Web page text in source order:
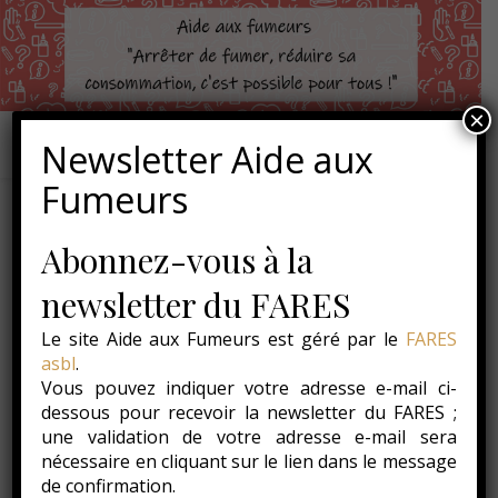
Chicha
mystérieuses : Indes, Afrique, Perse ? Le nom chicha
vient du persan et veut dire
l’indien pour désigner noix de coco. Il existait déjà en
1300, des méthodes différentes de consommation. La
chicha est très présente dans différentes cultures et
représente la détente et la convivialité.
Newsletter Aide aux
Fumeurs
Abonnez-vous à la
newsletter du FARES
Le site Aide aux Fumeurs est géré par le FARES
asbl.
Vous pouvez indiquer votre adresse e-mail ci-
dessous pour recevoir la newsletter du FARES ;
une validation de votre adresse e-mail sera
nécessaire en cliquant sur le lien dans le message
de confirmation.
×